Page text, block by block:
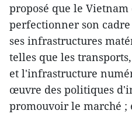
proposé que le
perfectionner son
ses infrastructures
telles que les
et l'infrastructure
œuvre des politiques
promouvoir le marché ;